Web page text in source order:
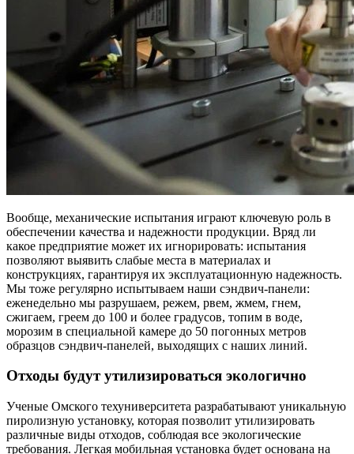
Вообще, механические испытания играют ключевую роль в
обеспечении качества и надежности продукции. Вряд ли
какое предприятие может их игнорировать: испытания
позволяют выявить слабые места в материалах и
конструкциях, гарантируя их эксплуатационную надежность.
Мы тоже регулярно испытываем наши сэндвич-панели:
еженедельно мы разрушаем, режем, рвем, жмем, гнем,
сжигаем, греем до 100 и более градусов, топим в воде,
морозим в специальной камере до 50 погонных метров
образцов сэндвич-панелей, выходящих с наших линий.
Отходы будут утилизироваться экологично
Ученые Омского техуниверситета разрабатывают уникальную
пиролизную установку, которая позволит утилизировать
различные виды отходов, соблюдая все экологические
требования. Легкая мобильная установка будет основана на